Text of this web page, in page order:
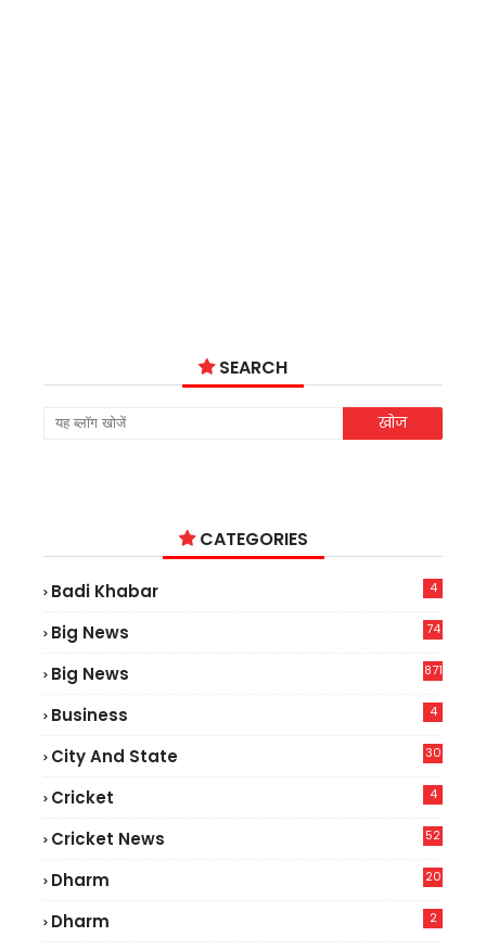
SEARCH
CATEGORIES
Badi Khabar 4
Big News
74
Big News 871
Business 4
City And State 30
Cricket 4
Cricket News
52
Dharm 20
Dharm 2